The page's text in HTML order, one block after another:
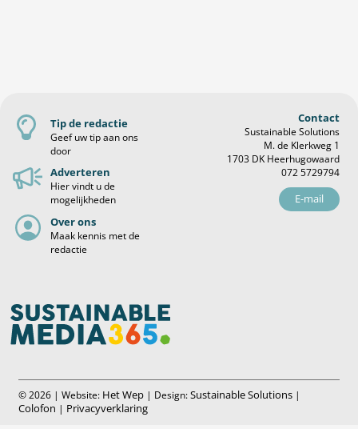
Tip de redactie
Geef uw tip aan ons
door
Adverteren
Hier vindt u de
mogelijkheden
Over ons
Maak kennis met de
redactie
Contact
Sustainable Solutions
M. de Klerkweg 1
1703 DK Heerhugowaard
072 5729794
E-mail
© 2026 | Website: Het Wep | Design:Sustainable Solutions |
Colofon | Privacyverklaring